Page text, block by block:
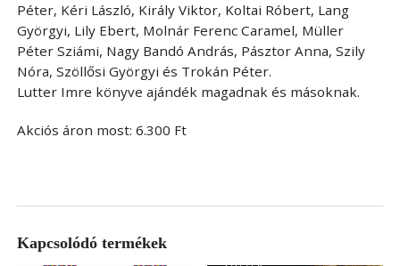
Péter, Kéri László, Király Viktor, Koltai Róbert, Lang
Györgyi, Lily Ebert, Molnár Ferenc Caramel, Müller
Péter Sziámi, Nagy Bandó András, Pásztor Anna, Szily
Nóra, Szöllősi Györgyi és Trokán Péter.
Lutter Imre könyve ajándék magadnak és másoknak.
Akciós áron most: 6.300 Ft
Kapcsolódó termékek